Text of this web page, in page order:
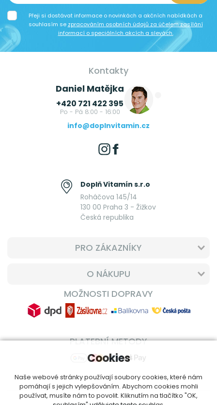
Přeji si dostávat informace o novinkách a akčních nabídkách a
souhlasím se zpracováním osobních údajů za účelem zasílání
informací o speciálních akcích a slevách.
Kontakty
Daniel Matějka
+420 721 422 395
Po - Pá 8:00 - 16:00
info@doplnvitamin.cz
Doplň Vitamín s.r.o
Roháčova 145/14
130 00 Praha 3 - Žižkov
Česká republika
PRO ZÁKAZNÍKY
O NÁKUPU
MOŽNOSTI DOPRAVY
PLATEBNÍ METODY
Cookies
Naše webové stránky používají soubory cookies, které nám
pomáhají s jejich vylepšováním. Abychom cookies mohli
používat, musíte nám to povolit. Kliknutím na tlačítko "OK,